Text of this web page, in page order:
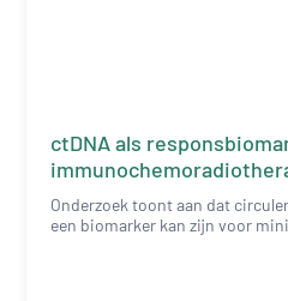
ctDNA als
Onderzoek toont aan dat
een biomarker kan zijn voor